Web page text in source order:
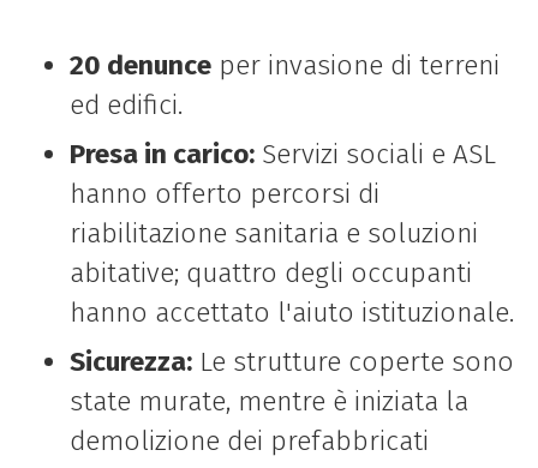
20 denunceper invasione di terreni
ed edifici.
Presa in carico:Servizi sociali e ASL
hanno offerto percorsi di
riabilitazione sanitaria e soluzioni
abitative; quattro degli occupanti
hanno accettato l'aiuto istituzionale.
Sicurezza:Le strutture coperte sono
state murate, mentre è iniziata la
demolizione dei prefabbricati